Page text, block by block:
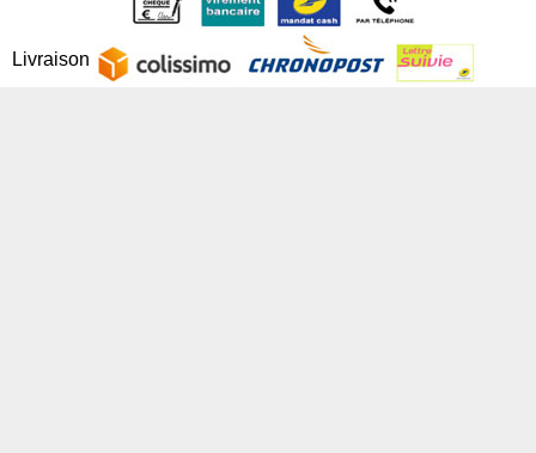
Livraison